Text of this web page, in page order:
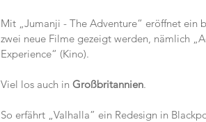
Mit „Jumanji - The Adventure“ eröffnet ein
zwei neue Filme gezeigt werden, nämlich
Experience“ (Kino).
Viel los auch in Großbritannien.
So erfährt „Valhalla” ein Redesign in